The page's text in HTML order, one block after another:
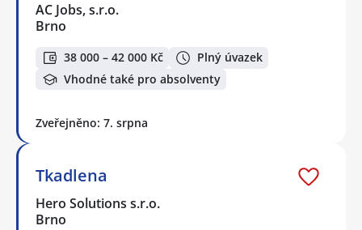
AC Jobs, s.r.o.
Brno
38 000 – 42 000 Kč
Plný úvazek
Vhodné také pro absolventy
Zveřejněno: 7. srpna
Tkadlena
Hero Solutions s.r.o.
Brno